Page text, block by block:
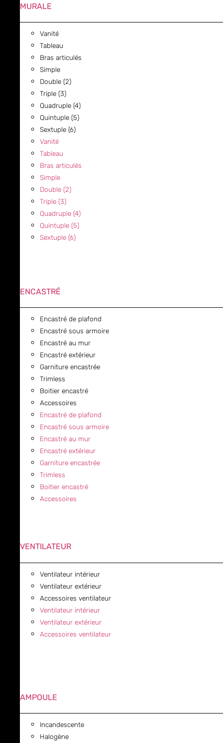
MURALE
Vanité
Tableau
Bras articulés
Simple
Double (2)
Triple (3)
Quadruple (4)
Quintuple (5)
Sextuple (6)
Vanité
Tableau
Bras articulés
Simple
Double (2)
Triple (3)
Quadruple (4)
Quintuple (5)
Sextuple (6)
ENCASTRÉ
Encastré de plafond
Encastré sous armoire
Encastré au mur
Encastré extérieur
Garniture encastrée
Trimless
Boitier encastré
Accessoires
Encastré de plafond
Encastré sous armoire
Encastré au mur
Encastré extérieur
Garniture encastrée
Trimless
Boitier encastré
Accessoires
VENTILATEUR
Ventilateur intérieur
Ventilateur extérieur
Accessoires ventilateur
Ventilateur intérieur
Ventilateur extérieur
Accessoires ventilateur
AMPOULE
Incandescente
Halogène